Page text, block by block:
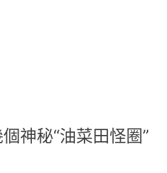
神秘“油菜田怪圈”